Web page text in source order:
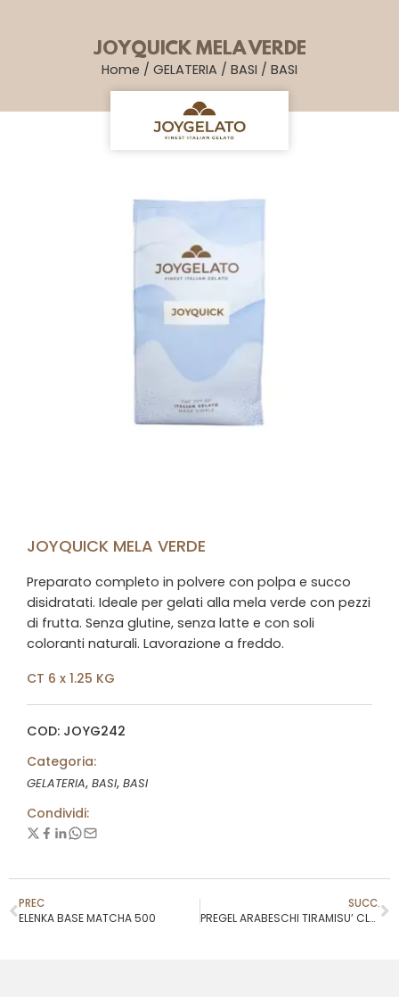
JOYQUICK MELA VERDE
Home / GELATERIA / BASI / BASI
JOYQUICK MELA VERDE
Preparato completo in polvere con polpa e succo
disidratati. Ideale per gelati alla mela verde con pezzi
di frutta. Senza glutine, senza latte e con soli
coloranti naturali. Lavorazione a freddo.
CT 6 x 1.25 KG
COD: JOYG242
Categoria:
GELATERIA, BASI, BASI
Condividi:
PREC
ELENKA BASE MATCHA 500
SUCC.
PREGEL ARABESCHI TIRAMISU’ CLASSICO